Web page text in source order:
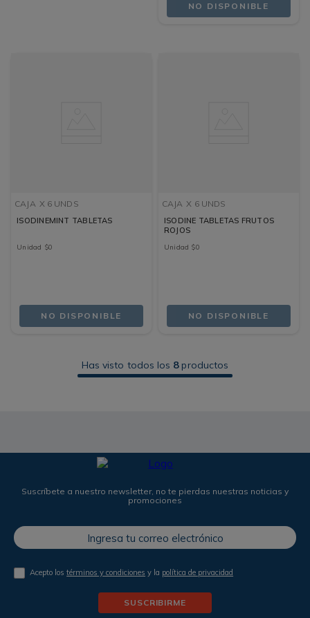
NO DISPONIBLE
CAJA X 6 UNDS
ISODINEMINT TABLETAS
Unidad $0
NO DISPONIBLE
CAJA X 6 UNDS
ISODINE TABLETAS FRUTOS
ROJOS
Unidad $0
NO DISPONIBLE
Has visto todos los 8productos
Suscríbete a nuestro newsletter, no te pierdas nuestras noticias y
promociones
Acepto lostérminos y condiciones y la política de privacidad
SUSCRIBIRME